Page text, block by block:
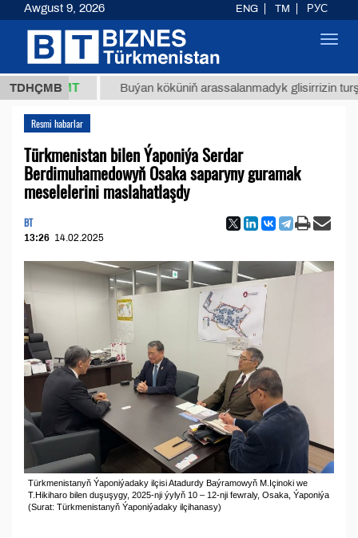
TDHÇMB
ТМТ Buýan köküniň arassalanmadyk glisirrizin turşusy
Resmi habarlar
Türkmenistan bilen Ýaponiýa Serdar
Berdimuhamedowyň Osaka saparyny guramak
meselelerini maslahatlaşdy
BT
13:26 14.02.2025
Türkmenistanyň Ýaponiýadaky ilçisi Atadurdy Baýramowyň M.Içinoki we
T.Hikiharo bilen duşuşygy, 2025-nji ýylyň 10 – 12-nji fewraly, Osaka, Ýaponiýa
(Surat: Türkmenistanyň Ýaponiýadaky ilçihanasy)
Awgust 9, 2026 ENG TM РУС